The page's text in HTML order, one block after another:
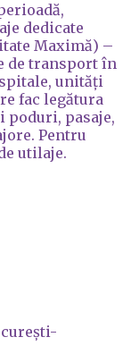
dedicate
Maximă) –
de transport în
unități
fac legătura
poduri, pasaje,
Pentru
utilaje.